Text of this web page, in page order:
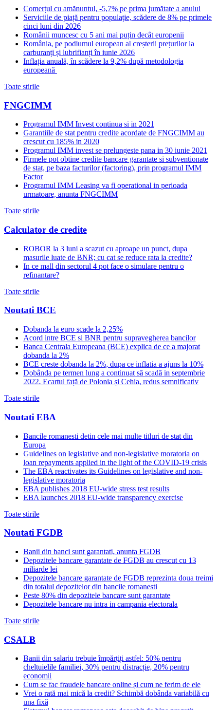
Comerțul cu amănuntul, -5,7% pe prima jumătate a anului
Serviciile de piață pentru populație, scădere de 8% pe primele
cinci luni din 2026
Românii muncesc cu 5 ani mai puțin decât europenii
România, pe podiumul european al creșterii prețurilor la
carburanți și lubrifianți în iunie 2026
Inflația anuală, în scădere la 9,2% după metodologia
europeană
Toate stirile
FNGCIMM
Programul IMM Invest continua si in 2021
Garantiile de stat pentru credite acordate de FNGCIMM au
crescut cu 185% in 2020
Programul IMM invest se prelungeste pana in 30 iunie 2021
Firmele pot obtine credite bancare garantate si subventionate
de stat, pe baza facturilor (factoring), prin programul IMM
Factor
Programul IMM Leasing va fi operational in perioada
urmatoare, anunta FNGCIMM
Toate stirile
Calculator de credite
ROBOR la 3 luni a scazut cu aproape un punct, dupa
masurile luate de BNR; cu cat se reduce rata la credite?
In ce mall din sectorul 4 pot face o simulare pentru o
refinantare?
Toate stirile
Noutati BCE
Dobanda la euro scade la 2,25%
Acord intre BCE si BNR pentru supravegherea bancilor
Banca Centrala Europeana (BCE) explica de ce a majorat
dobanda la 2%
BCE creste dobanda la 2%, dupa ce inflatia a ajuns la 10%
Dobânda pe termen lung a continuat să scadă in septembrie
2022. Ecartul față de Polonia și Cehia, redus semnificativ
Toate stirile
Noutati EBA
Bancile romanesti detin cele mai multe titluri de stat din
Europa
Guidelines on legislative and non-legislative moratoria on
loan repayments applied in the light of the COVID-19 crisis
The EBA reactivates its Guidelines on legislative and non-
legislative moratoria
EBA publishes 2018 EU-wide stress test results
EBA launches 2018 EU-wide transparency exercise
Toate stirile
Noutati FGDB
Banii din banci sunt garantati, anunta FGDB
Depozitele bancare garantate de FGDB au crescut cu 13
miliarde lei
Depozitele bancare garantate de FGDB reprezinta doua treimi
din totalul depozitelor din bancile romanesti
Peste 80% din depozitele bancare sunt garantate
Depozitele bancare nu intra in campania electorala
Toate stirile
CSALB
Banii din salariu trebuie împărțiți astfel: 50% pentru
cheltuielile familiei, 30% pentru distracție, 20% pentru
economii
Cum se fac fraudele bancare online și cum ne ferim de ele
Vrei o rată mai mică la credit? Schimbă dobânda variabilă cu
una fixă